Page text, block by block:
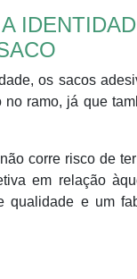
os sacos
ramo, já que
corre risco de
em relação
qualidade e um